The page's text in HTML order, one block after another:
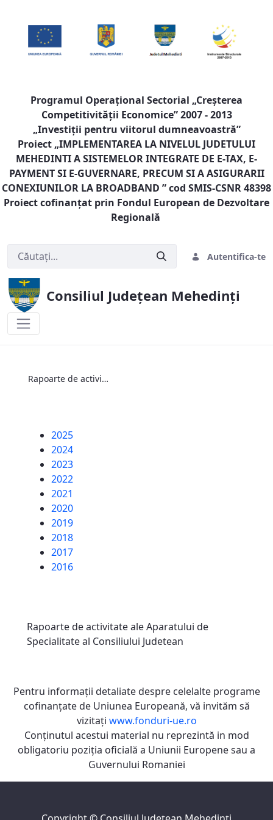
Programul Operaţional Sectorial „Creşterea
Competitivităţii Economice” 2007 - 2013
„Investiţii pentru viitorul dumneavoastră”
Proiect „IMPLEMENTAREA LA NIVELUL JUDETULUI
MEHEDINTI A SISTEMELOR INTEGRATE DE E-TAX, E-
PAYMENT SI E-GUVERNARE, PRECUM SI A ASIGURARII
CONEXIUNILOR LA BROADBAND ” cod SMIS-CSNR 48398
Proiect cofinanţat prin Fondul European de Dezvoltare
Regională
Autentifica-te
Consiliul Județean Mehedinți
Rapoarte de activitate ale Aparatului de Specialitate al Consiliului Județean Mehedinți
2025
2024
2023
2022
2021
2020
2019
2018
2017
2016
Rapoarte de activitate ale Aparatului de
Specialitate al Consiliului Judetean
Pentru informaţii detaliate despre celelalte programe
cofinanţate de Uniunea Europeană, vă invităm să
vizitaţi www.fonduri-ue.ro
Conţinutul acestui material nu reprezintă in mod
obligatoriu poziţia oficială a Uniunii Europene sau a
Guvernului Romaniei